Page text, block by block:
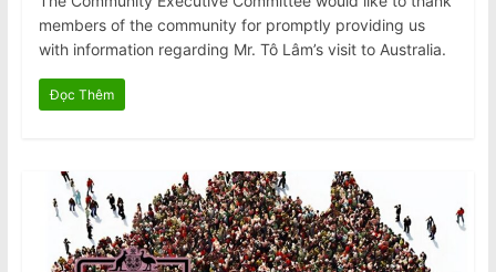
members of the community for promptly providing us
with information regarding Mr. Tô Lâm’s visit to Australia.
Đọc Thêm